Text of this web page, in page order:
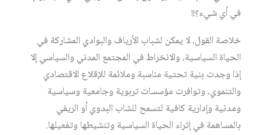
في أي شيء؟!!
خلاصة القول، لا يمكن لشباب الأرياف والبوادي المشاركة في
الحياة السياسية، والانخراط في المجتمع المدني والسياسي إلا
إذا وجدت بنية تحتية مناسبة وملائمة للإقلاع الاقتصادي
والتنموي، وتوافرت مؤسسات تربوية وجامعية وسياسية
ومدنية وإدارية كافية لتسمح للشاب البدوي أو الريفي
بالمساهمة في إثراء الحياة السياسية وتنشيطها وتفعيلها.